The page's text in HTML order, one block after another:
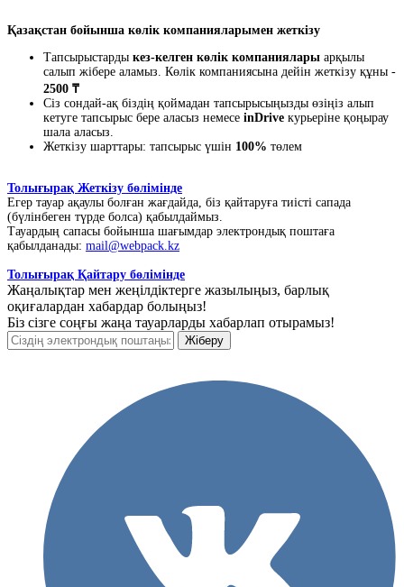
Қазақстан бойынша көлік компанияларымен жеткізу
Тапсырыстарды кез-келген көлік компаниялары арқылы
салып жібере аламыз. Көлік компаниясына дейін жеткізу құны -
2500 ₸
Сіз сондай-ақ біздің қоймадан тапсырысыңызды өзіңіз алып
кетуге тапсырыс бере аласыз немесе inDrive курьеріне қоңырау
шала аласыз.
Жеткізу шарттары: тапсырыс үшін 100% төлем
Толығырақ Жеткізу бөлімінде
Егер тауар ақаулы болған жағдайда, біз қайтаруға тиісті сапада
(бүлінбеген түрде болса) қабылдаймыз.
Тауардың сапасы бойынша шағымдар электрондық поштаға
қабылданады: mail@webpack.kz
Толығырақ Қайтару бөлімінде
Жаңалықтар мен жеңілдіктерге жазылыңыз, барлық
оқиғалардан хабардар болыңыз!
Біз сізге соңғы жаңа тауарларды хабарлап отырамыз!